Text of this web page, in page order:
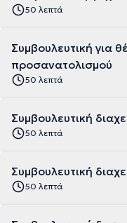
50 λεπτά
Συμβουλευτική για
προσανατολισμού
50 λεπτά
Συμβουλευτική
50 λεπτά
Συμβουλευτική
50 λεπτά